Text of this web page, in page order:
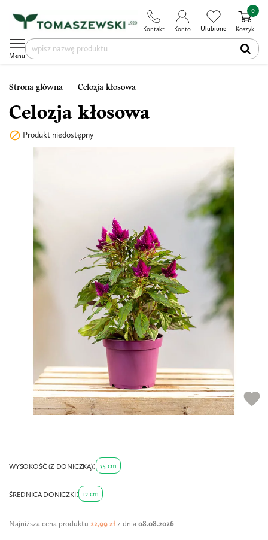
Kontakt Konto Ulubione Koszyk
0
Menu
Strona główna Celozja kłosowa
Celozja kłosowa
 Produkt niedostępny
WYSOKOŚĆ (Z DONICZKĄ) 35 cm
ŚREDNICA DONICZKI 12 cm
favorite
Najniższa cena produktu 22,99 zł z dnia 08.08.2026